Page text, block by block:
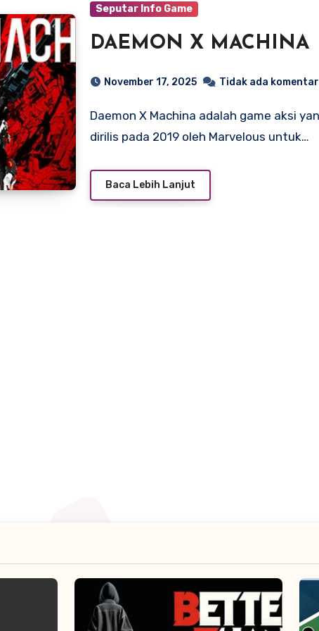
Seputar Info Game
DAEMON X MACHINA
November 17, 2025 Tidak ada komentar
Daemon X Machina adalah game aksi yang pertama kali
dirilis pada 2019 oleh Marvelous untuk…
Baca Lebih Lanjut